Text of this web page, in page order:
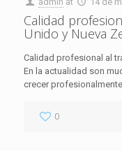
Calidad
Unido y Nueva
Calidad profesional al
En la actualidad son
crecer
0